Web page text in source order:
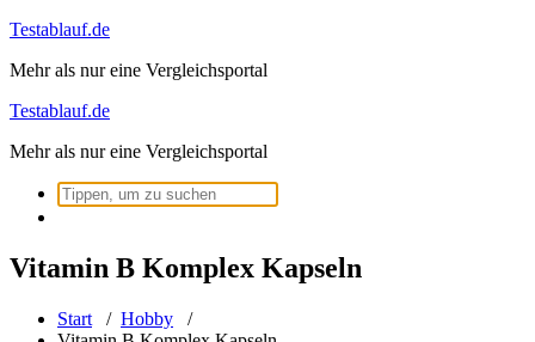
Zum
springen
Testablauf.de
Mehr als nur eine Vergleichsportal
Testablauf.de
Mehr als nur eine Vergleichsportal
Suchen
nach:
Vitamin B Komplex Kapseln
Start / Hobby /